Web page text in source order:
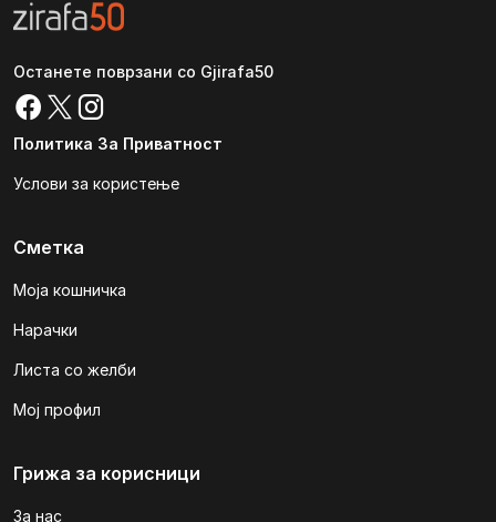
Останете поврзани со Gjirafa50
Политика За Приватност
Услови за користење
Сметка
Моја кошничка
Нарачки
Листа со желби
Мој профил
Грижа за корисници
За нас